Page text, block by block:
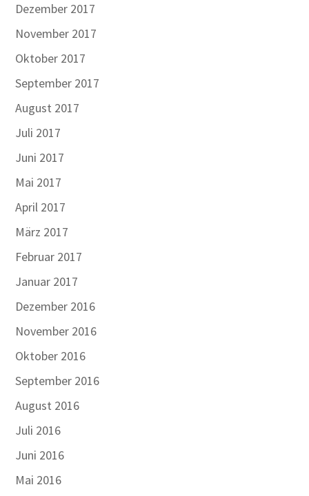
Dezember 2017
November 2017
Oktober 2017
September 2017
August 2017
Juli 2017
Juni 2017
Mai 2017
April 2017
März 2017
Februar 2017
Januar 2017
Dezember 2016
November 2016
Oktober 2016
September 2016
August 2016
Juli 2016
Juni 2016
Mai 2016